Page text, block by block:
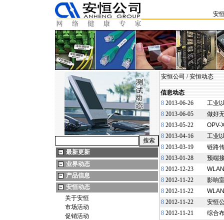
安
最新更新
业界动态
产品信息
安恒动态
关于安恒
市场活动
促销活动
安恒公司 /安恒动态
信息动态
8 2013-06-26
工业
8 2013-06-05
做好
8 2013-05-22
OPV-
8 2013-04-16
工业
8 2013-03-19
链路
8 2013-01-28
预端
8 2012-12-23
8 2012-11-22
影响
8 2012-11-22
8 2012-11-22
安恒
8 2012-11-21
综合